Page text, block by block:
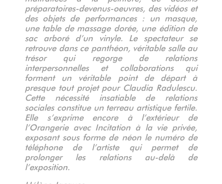
préparatoires-devenus-oeuvres, des vidéos et
des objets de performances : un masque,
une table de massage dorée, une édition de
sac arboré d’un vinyle. Le spectateur se
retrouve dans ce panthéon, véritable salle au
trésor qui regorge de relations
interpersonnelles et collaborations qui
forment un véritable point de départ à
presque tout projet pour Claudia Radulescu.
Cette nécessité insatiable de relations
sociales constitue un terreau artistique fertile.
Elle s’exprime encore à l’extérieur de
l’Orangerie avec Incitation à la vie privée,
exposant sous forme de néon le numéro de
téléphone de l’artiste qui permet de
prolonger les relations au-delà de
l’exposition.